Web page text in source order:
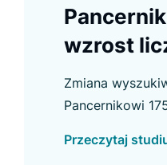
wzrost
Zmiana
Pancernikowi
poprawę
Przeczytaj